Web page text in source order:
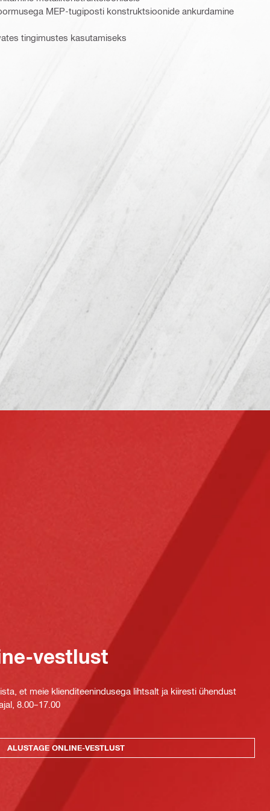
MEP-tugiposti konstruktsioonide ankurdamine
tingimustes kasutamiseks
vestlust
et meie klienditeenindusega lihtsalt ja kiiresti ühendust
8.00–17.00
ALUSTAGE ONLINE-VESTLUST